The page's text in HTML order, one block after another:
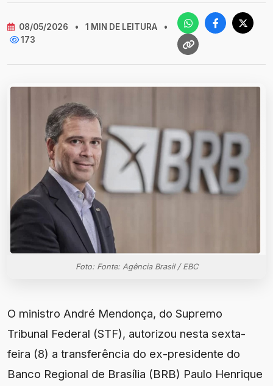
08/05/2026 • 1 MIN DE LEITURA
•
173
Foto: Fonte: Agência Brasil / EBC
O ministro André Mendonça, do Supremo
Tribunal Federal (STF), autorizou nesta sexta-
feira (8) a transferência do ex-presidente do
Banco Regional de Brasília (BRB) Paulo Henrique